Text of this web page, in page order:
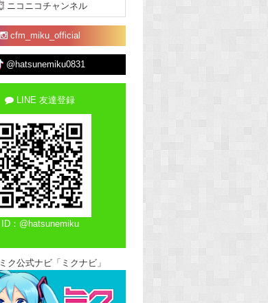
ニコニコチャンネル
cfm_miku_official
@hatsunemiku0831
LINE 友達登録
ID：@hatsunemiku
ク公式ナビ「ミクナビ」